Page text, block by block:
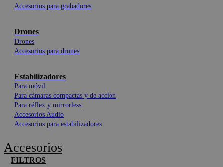
Accesorios para grabadores
Drones
Drones
Accesorios para drones
Estabilizadores
Para móvil
Para cámaras compactas y de acción
Para réflex y mirrorless
Accesorios Audio
Accesorios para estabilizadores
Accesorios
FILTROS